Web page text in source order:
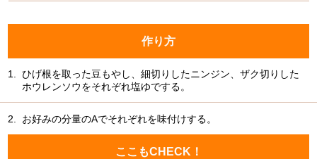
作り方
1.
ひげ根を取った豆もやし、細切りしたニンジン、ザク切りした
ホウレンソウをそれぞれ塩ゆでする。
2. お好みの分量のAでそれぞれを味付けする。
ここもCHECK！